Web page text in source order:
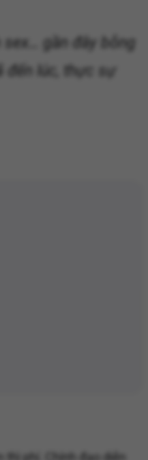
sex… gần đây bỗng
đến lúc, thực sự
phí. Chính đạo diễn